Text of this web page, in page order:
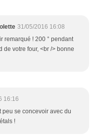
31/05/2016 16:08
remarqué ! 200 ° pendant
de votre four, <br /> bonne
16:16
peu se concevoir avec du
!